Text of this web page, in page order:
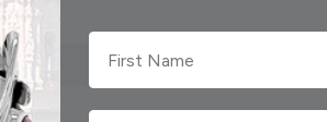
First Name